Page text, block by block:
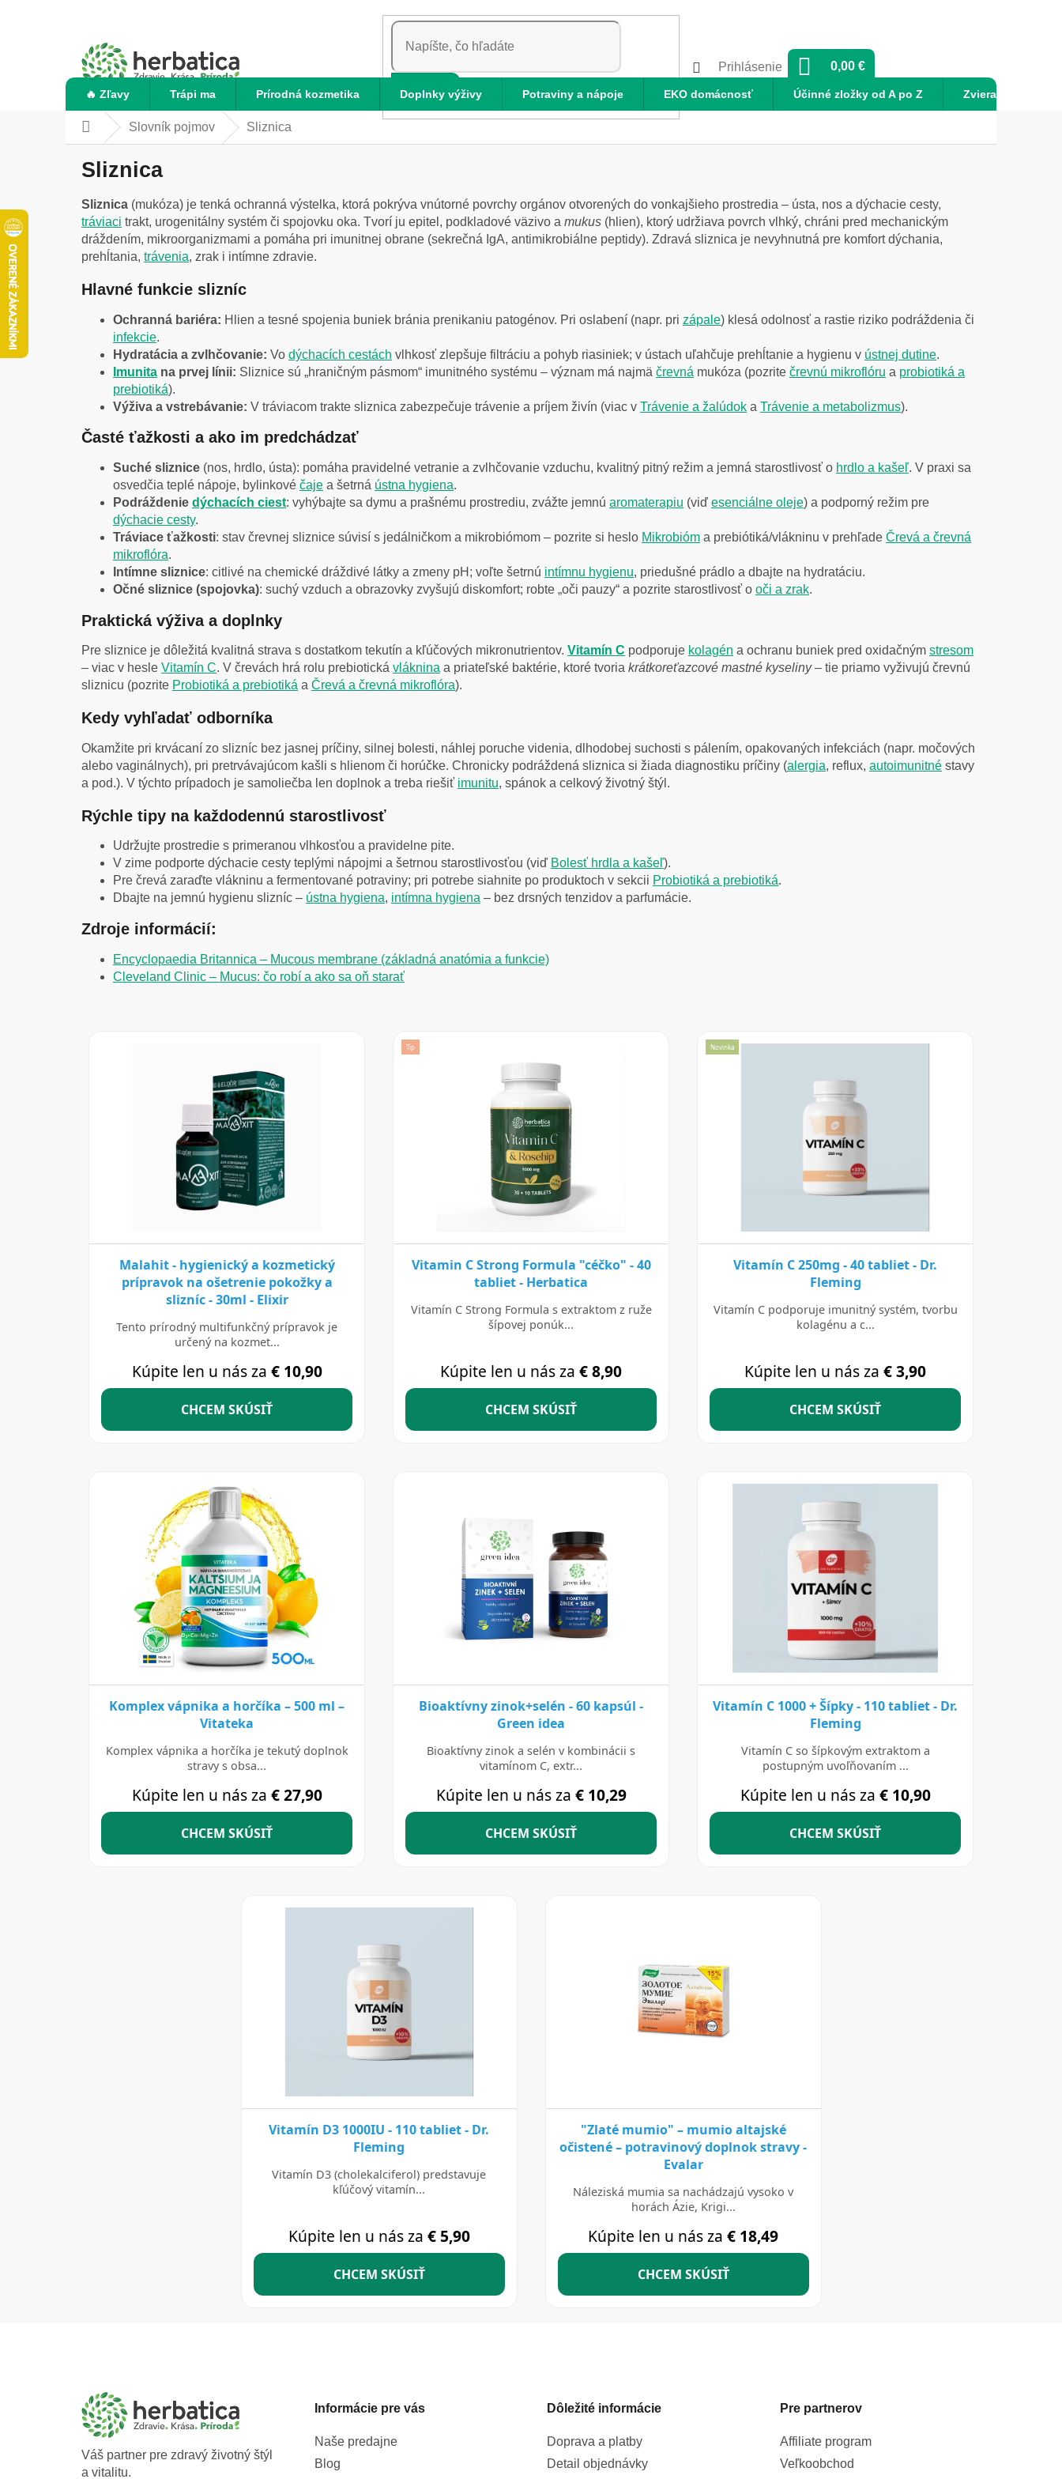
HĽADAŤ
Prihlásenie
NÁKUPNÝ
0,00 €
🔥 Zľavy Trápi ma Prírodná kozmetika Doplnky výživy Potraviny a nápoje EKO domácnosť Účinné zložky od A po Z Zvieratá
DomovSlovník pojmov Sliznica
Sliznica
Sliznica (mukóza) je tenká ochranná výstelka, ktorá pokrýva vnútorné povrchy orgánov otvorených do vonkajšieho prostredia – ústa, nos a dýchacie cesty,
tráviaci trakt, urogenitálny systém či spojovku oka. Tvorí ju epitel, podkladové väzivo a mukus (hlien), ktorý udržiava povrch vlhký, chráni pred mechanickým
dráždením, mikroorganizmami a pomáha pri imunitnej obrane (sekrečná IgA, antimikrobiálne peptidy). Zdravá sliznica je nevyhnutná pre komfort dýchania,
prehĺtania, trávenia, zrak i intímne zdravie.
Hlavné funkcie slizníc
Ochranná bariéra: Hlien a tesné spojenia buniek bránia prenikaniu patogénov. Pri oslabení (napr. pri zápale) klesá odolnosť a rastie riziko podráždenia či
infekcie.
Hydratácia a zvlhčovanie: Vo dýchacích cestách vlhkosť zlepšuje filtráciu a pohyb riasiniek; v ústach uľahčuje prehĺtanie a hygienu v ústnej dutine.
Imunita na prvej línii: Sliznice sú „hraničným pásmom“ imunitného systému – význam má najmä črevná mukóza (pozrite črevnú mikroflóru a probiotiká a
prebiotiká).
Výživa a vstrebávanie: V tráviacom trakte sliznica zabezpečuje trávenie a príjem živín (viac v Trávenie a žalúdok a Trávenie a metabolizmus).
Časté ťažkosti a ako im predchádzať
Suché sliznice (nos, hrdlo, ústa): pomáha pravidelné vetranie a zvlhčovanie vzduchu, kvalitný pitný režim a jemná starostlivosť o hrdlo a kašeľ. V praxi sa
osvedčia teplé nápoje, bylinkové čaje a šetrná ústna hygiena.
Podráždenie dýchacích ciest: vyhýbajte sa dymu a prašnému prostrediu, zvážte jemnú aromaterapiu (viď esenciálne oleje) a podporný režim pre
dýchacie cesty.
Tráviace ťažkosti: stav črevnej sliznice súvisí s jedálničkom a mikrobiómom – pozrite si heslo Mikrobióm a prebiótiká/vlákninu v prehľade Črevá a črevná
mikroflóra.
Intímne sliznice: citlivé na chemické dráždivé látky a zmeny pH; voľte šetrnú intímnu hygienu, priedušné prádlo a dbajte na hydratáciu.
Očné sliznice (spojovka): suchý vzduch a obrazovky zvyšujú diskomfort; robte „oči pauzy“ a pozrite starostlivosť o oči a zrak.
Praktická výživa a doplnky
Pre sliznice je dôležitá kvalitná strava s dostatkom tekutín a kľúčových mikronutrientov. Vitamín C podporuje kolagén a ochranu buniek pred oxidačným stresom
– viac v hesle Vitamín C. V črevách hrá rolu prebiotická vláknina a priateľské baktérie, ktoré tvoria krátkoreťazcové mastné kyseliny– tie priamo vyživujú črevnú
sliznicu (pozrite Probiotiká a prebiotiká a Črevá a črevná mikroflóra).
Kedy vyhľadať odborníka
Okamžite pri krvácaní zo slizníc bez jasnej príčiny, silnej bolesti, náhlej poruche videnia, dlhodobej suchosti s pálením, opakovaných infekciách (napr. močových
alebo vaginálnych), pri pretrvávajúcom kašli s hlienom či horúčke. Chronicky podráždená sliznica si žiada diagnostiku príčiny (alergia, reflux, autoimunitné stavy
a pod.). V týchto prípadoch je samoliečba len doplnok a treba riešiť imunitu, spánok a celkový životný štýl.
Rýchle tipy na každodennú starostlivosť
Udržujte prostredie s primeranou vlhkosťou a pravidelne pite.
V zime podporte dýchacie cesty teplými nápojmi a šetrnou starostlivosťou (viď Bolesť hrdla a kašeľ).
Pre črevá zaraďte vlákninu a fermentované potraviny; pri potrebe siahnite po produktoch v sekcii Probiotiká a prebiotiká.
Dbajte na jemnú hygienu slizníc – ústna hygiena, intímna hygiena – bez drsných tenzidov a parfumácie.
Zdroje informácií:
Encyclopaedia Britannica – Mucous membrane (základná anatómia a funkcie)
Cleveland Clinic – Mucus: čo robí a ako sa oň starať
Váš partner pre zdravý životný štýl
a vitalitu.
Informácie pre vás
Naše predajne
Blog
Dôležité informácie
Doprava a platby
Detail objednávky
Pre partnerov
Affiliate program
Veľkoobchod